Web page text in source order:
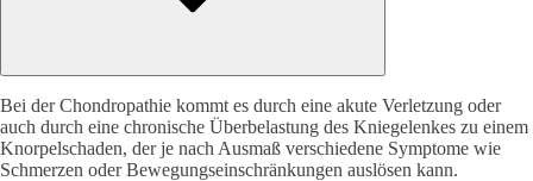
Bei der Chondropathie kommt es durch eine akute Verletzung oder
auch durch eine chronische Überbelastung des Kniegelenkes zu einem
Knorpelschaden, der je nach Ausmaß verschiedene Symptome wie
Schmerzen oder Bewegungseinschränkungen auslösen kann.